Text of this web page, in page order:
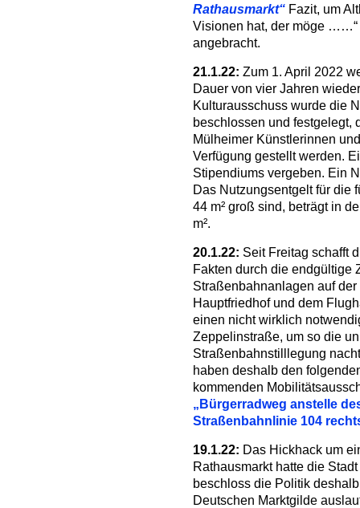
Rathausmarkt“ Fazit, um
Visionen hat, der möge ……“
angebracht.
21.1.22: Zum 1. April 2022
Dauer von vier Jahren
Kulturausschuss wurde die
beschlossen und festgelegt,
Mülheimer Künstlerinnen
Verfügung gestellt werden.
Stipendiums vergeben. Ein
Das Nutzungsentgelt für die
44 m² groß sind, beträgt in
m².
20.1.22: Seit Freitag schafft
Fakten durch die endgültige
Straßenbahnanlagen auf
Hauptfriedhof und dem
einen nicht wirklich
Zeppelinstraße, um so die
Straßenbahnstilllegung
haben deshalb den
kommenden
„Bürgerradweg anstelle
Straßenbahnlinie 104
19.1.22: Das Hickhack um
Rathausmarkt hatte die
beschloss die Politik
Deutschen Marktgilde